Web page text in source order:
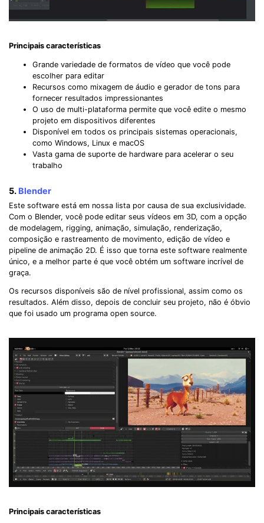
Principais características
Grande variedade de formatos de vídeo que você pode
escolher para editar
Recursos como mixagem de áudio e gerador de tons para
fornecer resultados impressionantes
O uso de multi-plataforma permite que você edite o mesmo
projeto em dispositivos diferentes
Disponível em todos os principais sistemas operacionais,
como Windows, Linux e macOS
Vasta gama de suporte de hardware para acelerar o seu
trabalho
5. Blender
Este software está em nossa lista por causa de sua exclusividade.
Com o Blender, você pode editar seus vídeos em 3D, com a opção
de modelagem, rigging, animação, simulação, renderização,
composição e rastreamento de movimento, edição de vídeo e
pipeline de animação 2D. É isso que torna este software realmente
único, e a melhor parte é que você obtém um software incrível de
graça.
Os recursos disponíveis são de nível profissional, assim como os
resultados. Além disso, depois de concluir seu projeto, não é óbvio
que foi usado um programa open source.
Principais características